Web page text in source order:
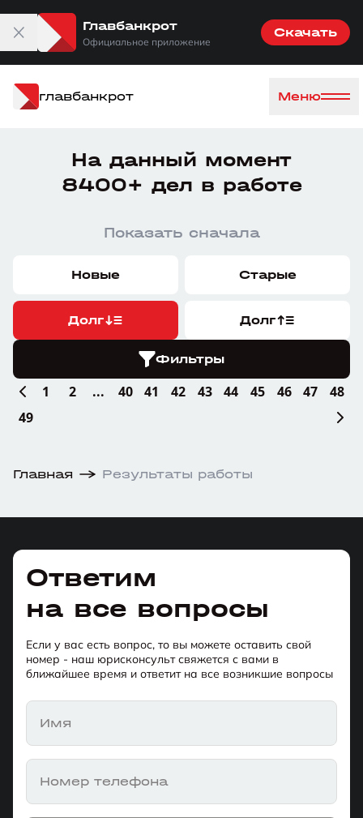
Главбанкрот
Официальное приложение
Скачать
главбанкрот Меню
На данный момент
8400+ дел в работе
Показать сначала
Новые Старые
Долг Долг
Фильтры
1 2 ... 40 41 42 43 44 45 46 47
48
49
Главная Результаты работы
Ответим
на все вопросы
Если у вас есть вопрос, то вы можете оставить свой
номер - наш юрисконсульт свяжется с вами в
ближайшее время и ответит на все возникшие вопросы
Имя
Номер телефона